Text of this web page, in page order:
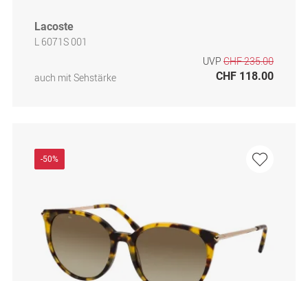
Lacoste
L 6071S 001
auch mit Sehstärke
UVP CHF 235.00
CHF 118.00
-50%